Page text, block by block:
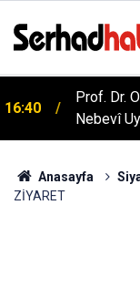
16:40
Prof. Dr.
Nebevî
Anasayfa
ZİYARET